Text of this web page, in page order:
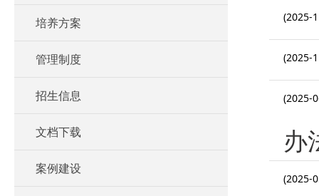
培养方案
管理制度
招生信息
文档下载
案例建设
(2025-
(2025-
(2025-
办
(2025-